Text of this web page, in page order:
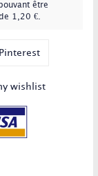
être
1,20 €.
Pinterest
wishlist